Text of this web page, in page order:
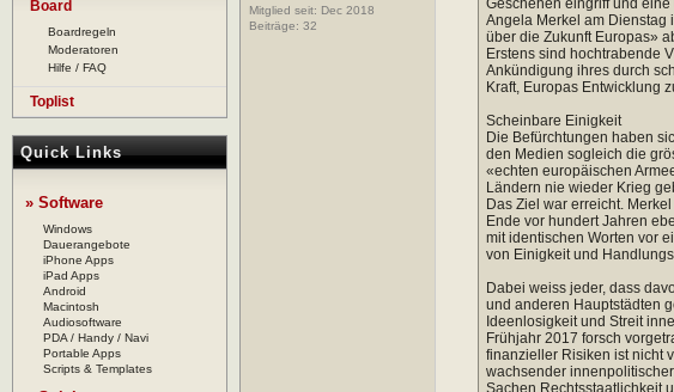
Board
Boardregeln
Moderatoren
Hilfe / FAQ
Toplist
Quick Links
» Software
Windows
Dauerangebote
iPhone Apps
iPad Apps
Android
Macintosh
Audiosoftware
PDA / Handy / Navi
Portable Apps
Scripts & Templates
Mitglied seit: Dec 2018
Beiträge: 32
Geschehen eingriff und
Angela Merkel am Dienstag
über die Zukunft Europas»
Erstens sind hochtrabende
Ankündigung ihres durch
Kraft, Europas Entwicklung
Scheinbare Einigkeit
Die Befürchtungen haben
den Medien sogleich die
«echten europäischen
Ländern nie wieder Krieg
Das Ziel war erreicht.
Ende vor hundert Jahren
mit identischen Worten vor
von Einigkeit und
Dabei weiss jeder, dass
und anderen Hauptstädten
Ideenlosigkeit und Streit
Frühjahr 2017 forsch
finanzieller Risiken ist nicht
wachsender